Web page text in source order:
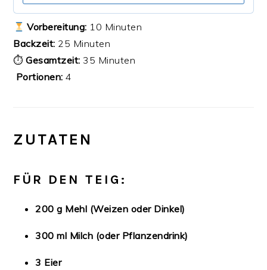
Vorbereitung: 10 Minuten
Backzeit: 25 Minuten
⏱Gesamtzeit: 35 Minuten
Portionen: 4
ZUTATEN
FÜR DEN TEIG:
200 g Mehl (Weizen oder Dinkel)
300 ml Milch (oder Pflanzendrink)
3 Eier